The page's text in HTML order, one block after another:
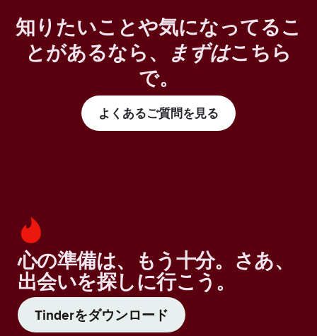
知りたいことや気になってるこ
とがあるなら、
まずはこちら
で。
よくあるご質問を見る
心の準備は、もう十分。さあ、
出会いを探しに行こう。
Tinderをダウンロード